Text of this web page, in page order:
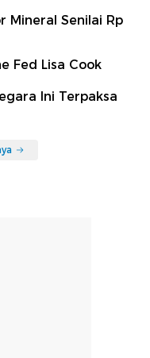
Mineral Senilai Rp
Fed Lisa Cook
Ini Terpaksa